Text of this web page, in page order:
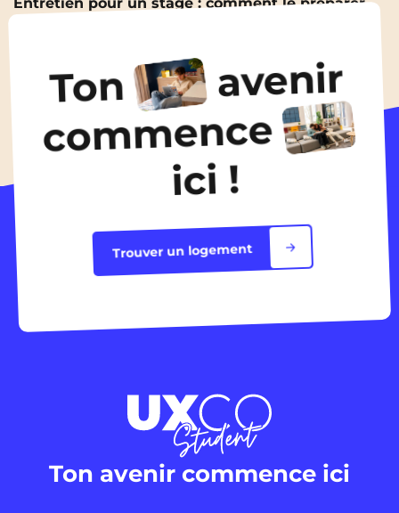
Toutes les actualités
Ton avenir
commence
ici !
Trouver un logement
Ton avenir commence ici